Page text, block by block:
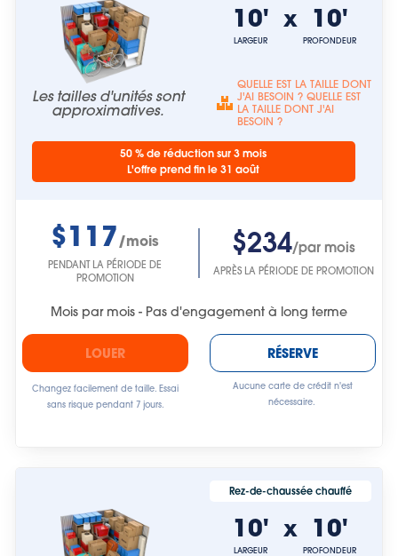
Les tailles d'unités sont
approximatives.
10'
LARGEUR
x 10'
PROFONDEUR
QUELLE EST LA TAILLE DONT
J'AI BESOIN ? QUELLE EST
LA TAILLE DONT J'AI
BESOIN ?
50 % de réduction sur 3 mois
L'offre prend fin le 31 août
$117 /mois
PENDANT LA PÉRIODE DE
PROMOTION
$234/par mois
APRÈS LA PÉRIODE DE PROMOTION
Mois par mois - Pas d'engagement à long terme
LOUER
Changez facilement de taille. Essai
sans risque pendant 7 jours.
RÉSERVE
Aucune carte de crédit n'est
nécessaire.
Rez-de-chaussée chauffé
10'
LARGEUR
x 10'
PROFONDEUR